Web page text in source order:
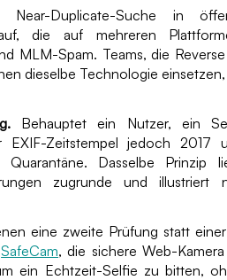
Duplicate-Suche in
die auf mehreren
MLM-Spam. Teams, die
dieselbe Technologie
Behauptet ein Nutzer, ein
Zeitstempel jedoch 2017
Dasselbe Prinzip
zugrunde und illustriert
eine zweite Prüfung statt
SafeCam, die sichere Web-
ein Echtzeit-Selfie zu bitten,